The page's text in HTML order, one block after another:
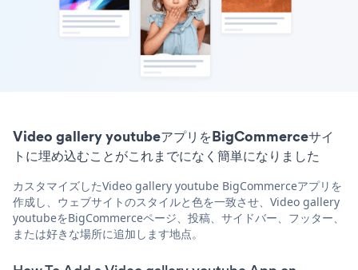
Video gallery youtubeアプリをBigCommerceサイ
トに埋め込むことがこれまでになく簡単になりました
カスタマイズしたVideo gallery youtube BigCommerceアプリを
作成し、ウェブサイトのスタイルと色を一致させ、Video gallery
youtubeをBigCommerceページ、投稿、サイドバー、フッター、
または好きな場所に追加します地点。